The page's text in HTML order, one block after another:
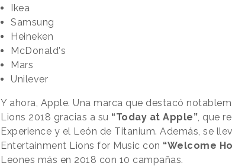
Ikea
Samsung
Heineken
McDonald's
Mars
Unilever
Y ahora, Apple. Una marca que destacó
Lions 2018 gracias a su “Today at Apple” , que
Experience y el León de Titanium. Además, se
Entertainment Lions for Music con “Welcome
Leones más en 2018 con 10 campañas.